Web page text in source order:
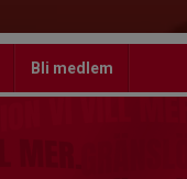
Bli medlem